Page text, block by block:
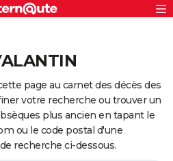
page au carnet des décès des
votre recherche ou trouver un
plus ancien en tapant le
ou le code postal d'une
recherche ci-dessous.